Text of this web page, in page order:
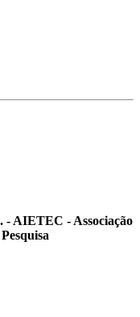
- AIETEC - Associação